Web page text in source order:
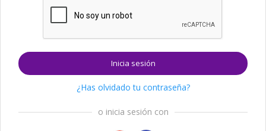
Inicia sesión
¿Has olvidado tu contraseña?
o inicia sesión con